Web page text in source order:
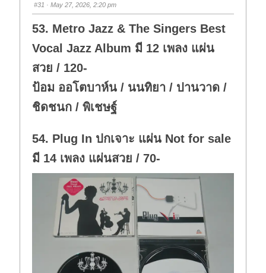
#31 · May 27, 2026, 2:20 pm
53. Metro Jazz & The Singers Best
Vocal Jazz Album มี 12 เพลง แผ่น
สวย / 120-
ป้อม ออโตบาห์น / นนทิยา / ปานวาด /
ชิดชนก / พิเชษฐ์
54. Plug In ปกเจาะ แผ่น Not for sale
มี 14 เพลง แผ่นสวย / 70-